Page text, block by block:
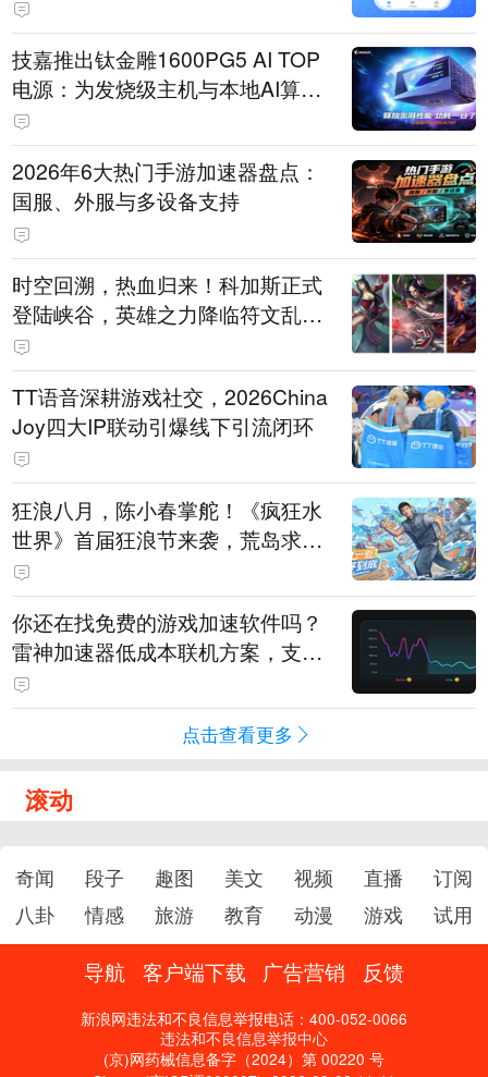
技嘉推出钛金雕1600PG5 AI TOP
电源：为发烧级主机与本地AI算力
打造旗舰供电方案
2026年6大热门手游加速器盘点：
国服、外服与多设备支持
时空回溯，热血归来！科加斯正式
登陆峡谷，英雄之力降临符文乱
斗！
TT语音深耕游戏社交，2026China
Joy四大IP联动引爆线下引流闭环
狂浪八月，陈小春掌舵！《疯狂水
世界》首届狂浪节来袭，荒岛求生
直播即将开启
你还在找免费的游戏加速软件吗？
雷神加速器低成本联机方案，支持
免费试用
点击查看更多
滚动
奇闻 段子 趣图 美文 视频 直播
订阅
八卦
情感 旅游 教育 动漫 游戏 试用
导航 客户端下载 广告营销 反馈
新浪网违法和不良信息举报电话：400-052-0066
违法和不良信息举报中心
(京)网药械信息备字（2024）第 00220 号